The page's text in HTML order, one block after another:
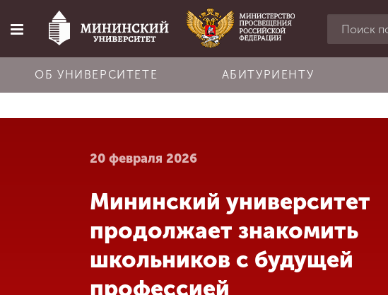
Главная
Об университете
Абитуриенту
Обучение
ОБ УНИВЕРСИТЕТЕ АБИТУРИЕНТУ
20 февраля 2026
Мининский университет
продолжает знакомить
школьников с будущей
профессией